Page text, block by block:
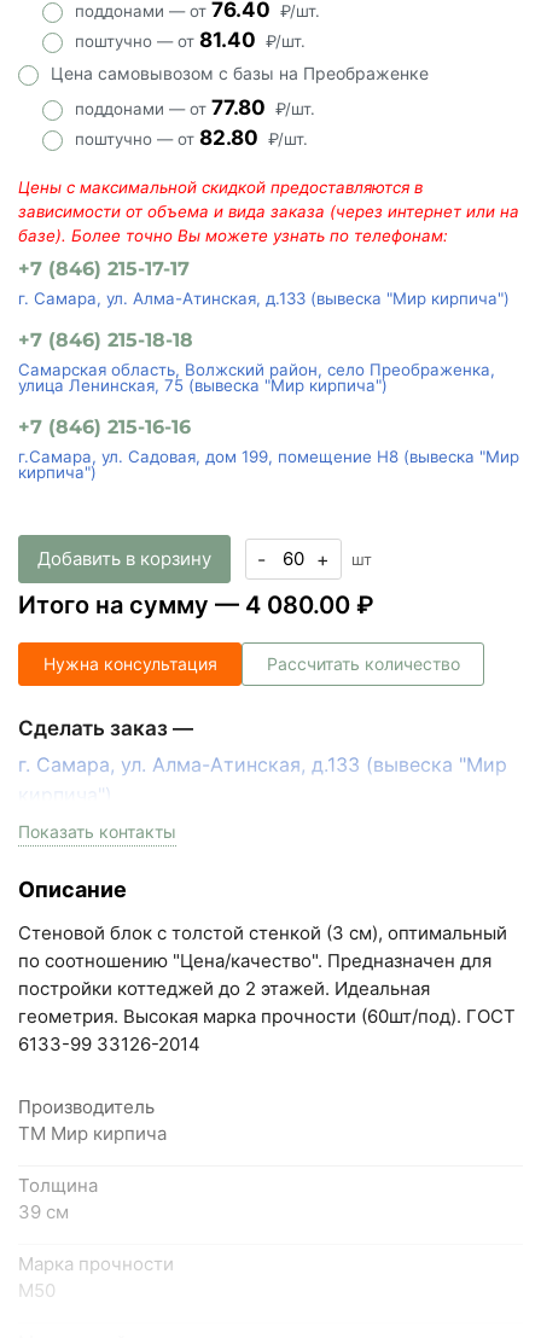
поддонами — от 76.40 ₽/шт.
поштучно — от 81.40 ₽/шт.
Цена самовывозом с базы на Преображенке
поддонами — от 77.80 ₽/шт.
поштучно — от 82.80 ₽/шт.
Цены с максимальной скидкой предоставляются в
зависимости от объема и вида заказа (через интернет или на
базе). Более точно Вы можете узнать по телефонам:
+7 (846) 215-17-17
г. Самара, ул. Алма-Атинская, д.133 (вывеска "Мир кирпича")
+7 (846) 215-18-18
Самарская область, Волжский район, село Преображенка,
улица Ленинская, 75 (вывеска "Мир кирпича")
+7 (846) 215-16-16
г.Самара, ул. Садовая, дом 199, помещение Н8 (вывеска "Мир
кирпича")
Добавить в корзину - + шт
Итого на сумму — 4 080.00 ₽
Нужна консультация Рассчитать количество
Сделать заказ —
г. Самара, ул. Алма-Атинская, д.133 (вывеска "Мир
кирпича")
пн-пт с 9:00 до 18:00, сб с 10:00 до 16:00
+7 (993) 993-77-33
Написать в МАКС
Написать в Telegram
Самарская область, Волжский район, село
кирпича")
пн-пт с 9:00 до 18:00, сб с 10:00 до 16:00
+7 (846) 215-18-18
+7 (993) 993-77-44
Показать контакты
Описание
Стеновой блок с толстой стенкой (3 см), оптимальный
по соотношению "Цена/качество". Предназначен для
постройки коттеджей до 2 этажей. Идеальная
геометрия. Высокая марка прочности (60шт/под). ГОСТ
6133-99 33126-2014
Производитель
ТМ Мир кирпича
Толщина
39 см
Марка прочности
М50